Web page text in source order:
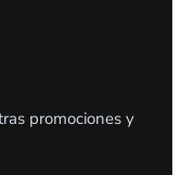
promociones y